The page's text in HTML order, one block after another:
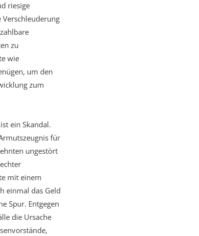
riesige
zu
wie
um den
zum
ein Skandal.
für
ungestört
mit einem
einmal das Geld
Spur. Entgegen
die Ursache